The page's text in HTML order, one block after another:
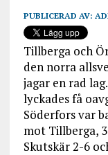
PUBLICERAD AV:
Tillberga och
den norra
jagar en rad
lyckades få
Söderfors var
mot Tillberga,
Skutskär 2-6